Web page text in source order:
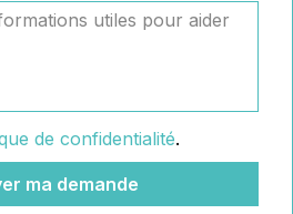
de confidentialité.
ma demande